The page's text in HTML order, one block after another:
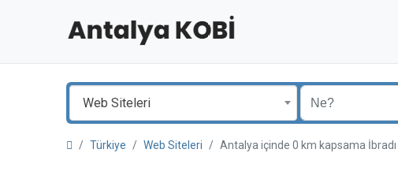
Web Siteleri
Türkiye Web Siteleri Antalya içinde 0 km kapsama İbradı